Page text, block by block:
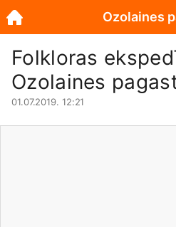
Folkloras
Ozolaines
01.07.2019. 12:21
Ozolaines